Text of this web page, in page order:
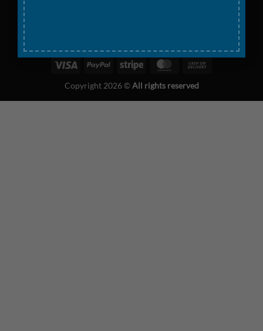
Visa PayPal Stripe MasterCard
Copyright 2026 ©All rights reserved